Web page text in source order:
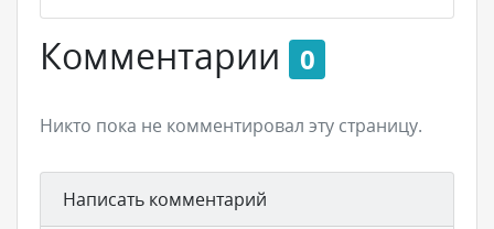
Комментарии 0
Никто пока не комментировал эту страницу.
Написать комментарий